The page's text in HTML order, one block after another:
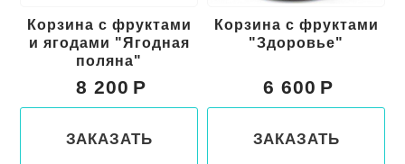
Корзина с фруктами
и ягодами "Ягодная
поляна"
8 200
ЗАКАЗАТЬ
Корзина с фруктами
"Здоровье"
6 600
ЗАКАЗАТЬ